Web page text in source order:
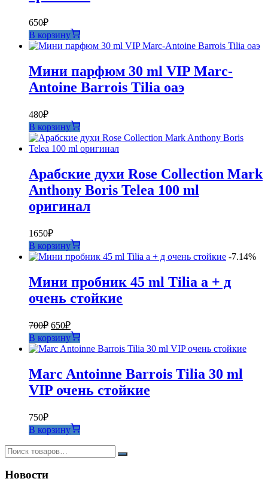
650₽
В корзину
Мини парфюм 30 ml VIP Marc-
Antoine Barrois Tilia оаэ
480₽
В корзину
Арабские духи Rose Collection Mark
Anthony Boris Telea 100 ml
оригинал
1650₽
В корзину
-7.14%
Мини пробник 45 ml Tilia а + д
очень стойкие
700₽ Первоначальная
цена
составляла
650₽Текущая
цена:
650₽.
В корзину
Marc Antoinne Barrois Tilia 30 ml
VIP очень стойкие
750₽
В корзину
Новости